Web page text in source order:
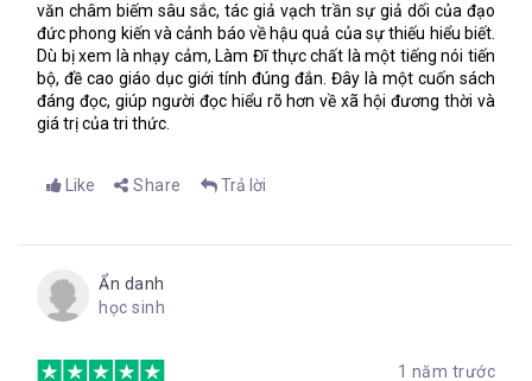
văn châm biếm sâu sắc, tác giả vạch trần sự giả dối của đạo
đức phong kiến và cảnh báo về hậu quả của sự thiếu hiểu biết.
Dù bị xem là nhạy cảm, Làm Đĩ thực chất là một tiếng nói tiến
bộ, đề cao giáo dục giới tính đúng đắn. Đây là một cuốn sách
đáng đọc, giúp người đọc hiểu rõ hơn về xã hội đương thời và
giá trị của tri thức.
Like Share Trả lời
Ẩn danh
học sinh
1 năm trước